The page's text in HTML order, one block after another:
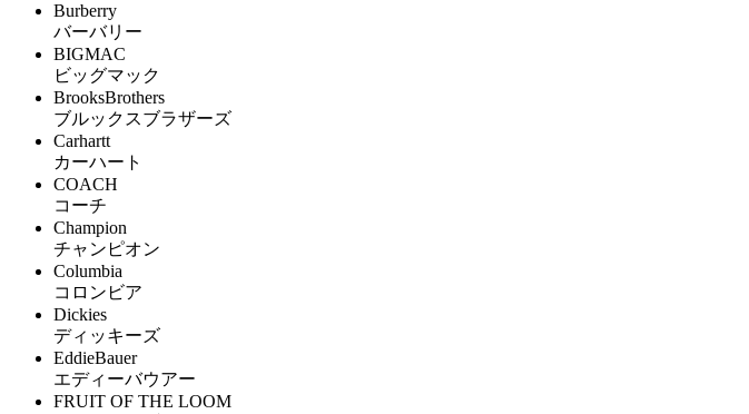
Burberry
バーバリー
BIGMAC
ビッグマック
BrooksBrothers
ブルックスブラザーズ
Carhartt
カーハート
COACH
コーチ
Champion
チャンピオン
Columbia
コロンビア
Dickies
ディッキーズ
EddieBauer
エディーバウアー
FRUIT OF THE LOOM